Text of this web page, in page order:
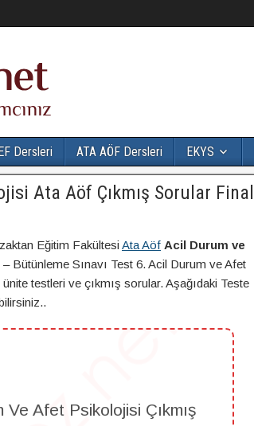
Dersleri ATA AÖF Dersleri EKYS
Ata Aöf Çıkmış Sorular Final
Eğitim Fakültesi Ata Aöf Acil Durum ve
Bütünleme Sınavı Test 6. Acil Durum ve Afet
testleri ve çıkmış sorular. Aşağıdaki Teste
Afet Psikolojisi Çıkmış